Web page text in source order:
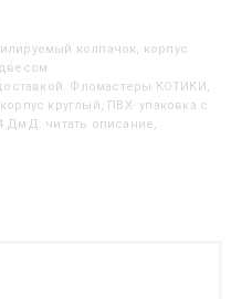
Фломастеры КОТИКИ,
круглый, ПВХ- упаковка с
ДмД: читать описание,